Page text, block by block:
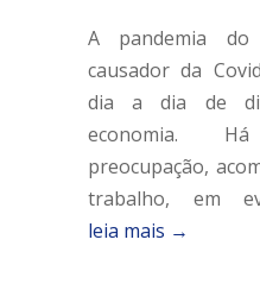
A pandemia do
causador da
dia a dia de
economia.
preocupação,
trabalho, em
leia mais →